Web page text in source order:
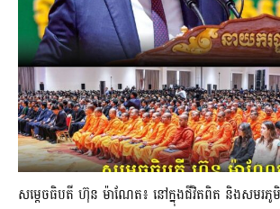
សម្តេចធិបតី ហ៊ុន ម៉ាណែត៖ នៅក្នុងជីវិតពិត និងសមរភូមិ